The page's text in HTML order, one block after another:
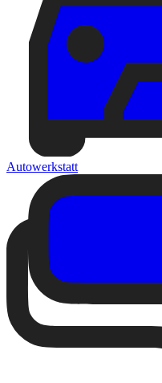
Autowerkstatt